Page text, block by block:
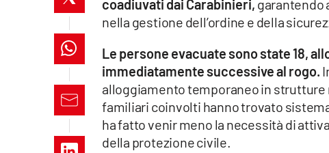
lacapitalenews.it
coadiuvati dai Carabinieri, garantendo
nella gestione dell’ordine e della
Le persone evacuate sono state 18,
immediatamente successive al rogo.
alloggiamento temporaneo in
familiari coinvolti hanno trovato
ha fatto venir meno la necessità di
della protezione civile.